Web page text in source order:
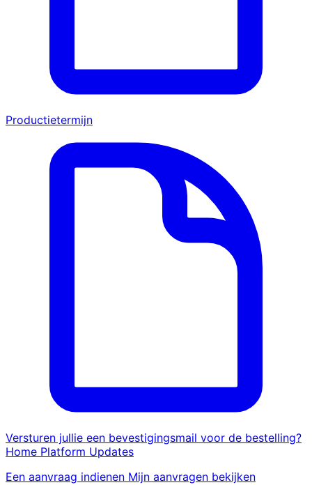
Productietermijn
Versturen jullie een bevestigingsmail voor de bestelling?
Home Platform Updates
Een aanvraag indienen Mijn aanvragen bekijken